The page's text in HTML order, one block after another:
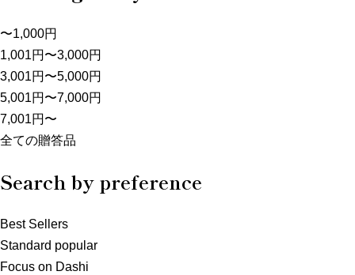
〜1,000円
1,001円〜3,000円
3,001円〜5,000円
5,001円〜7,000円
7,001円〜
全ての贈答品
Search by preference
Best Sellers
Standard popular
Focus on Dashi